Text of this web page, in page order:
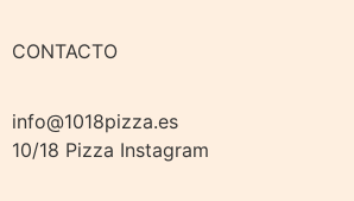
CONTACTO
info@1018pizza.es
10/18 Pizza Instagram